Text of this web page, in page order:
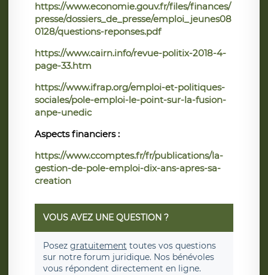
https://www.economie.gouv.fr/files/finances/
presse/dossiers_de_presse/emploi_jeunes08
0128/questions-reponses.pdf
https://www.cairn.info/revue-politix-2018-4-
page-33.htm
https://www.ifrap.org/emploi-et-politiques-
sociales/pole-emploi-le-point-sur-la-fusion-
anpe-unedic
Aspects financiers :
https://www.ccomptes.fr/fr/publications/la-
gestion-de-pole-emploi-dix-ans-apres-sa-
creation
VOUS AVEZ UNE QUESTION ?
Posez gratuitement toutes vos questions
sur notre forum juridique. Nos bénévoles
vous répondent directement en ligne.